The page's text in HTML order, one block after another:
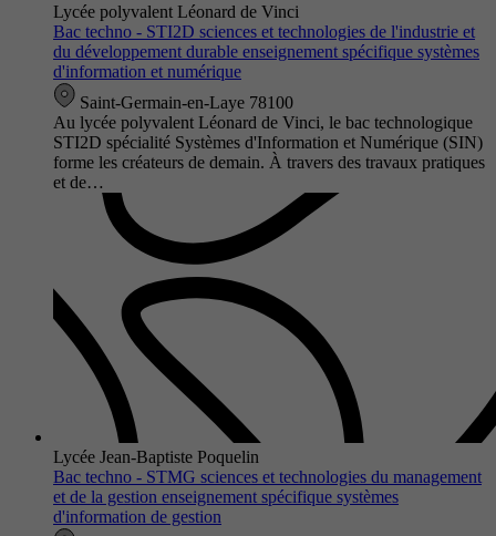
Lycée polyvalent Léonard de Vinci
Bac techno - STI2D sciences et technologies de l'industrie et
du développement durable enseignement spécifique systèmes
d'information et numérique
Saint-Germain-en-Laye 78100
Au lycée polyvalent Léonard de Vinci, le bac technologique
STI2D spécialité Systèmes d'Information et Numérique (SIN)
forme les créateurs de demain. À travers des travaux pratiques
et de…
Lycée Jean-Baptiste Poquelin
Bac techno - STMG sciences et technologies du management
et de la gestion enseignement spécifique systèmes
d'information de gestion